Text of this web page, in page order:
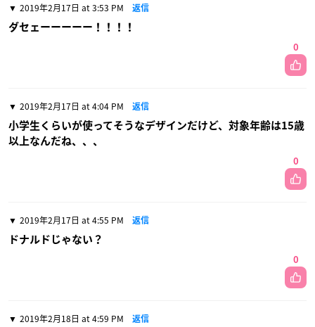
2019年2月17日 at 3:53 PM 返信
ダセェーーーーー！！！！
0
2019年2月17日 at 4:04 PM 返信
小学生くらいが使ってそうなデザインだけど、対象年齢は15歳
以上なんだね、、、
0
2019年2月17日 at 4:55 PM 返信
ドナルドじゃない？
0
2019年2月18日 at 4:59 PM 返信